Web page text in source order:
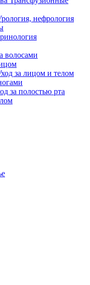
нефрология
волосами
за лицом и телом
за полостью рта